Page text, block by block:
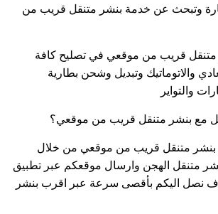
وتبحث عن خدمة بنشر متنقل قريب من
قريب من موقعي في تصليح كافة
والاتوماتيك وتبديل وشحن بطارية
والتواير
مع بنشر متنقل قريب من موقعي؟
بنشر متنقل قريب من موقعي من خلال
متنقل الهجن وارسال موقعكم عبر تطبيق
اليكم بأقصى سرعة عبر اقرب بنشر